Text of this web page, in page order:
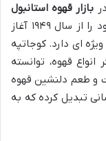
بازار قهوه استانبول
بسیار درخشان است. این برند که فعالیت خود را از سال ۱۹۴۹ آغاز
ای دارد. کوجاتپه
قهوه، توانسته
و طعم دلنشین قهوه
تبدیل کرده که به